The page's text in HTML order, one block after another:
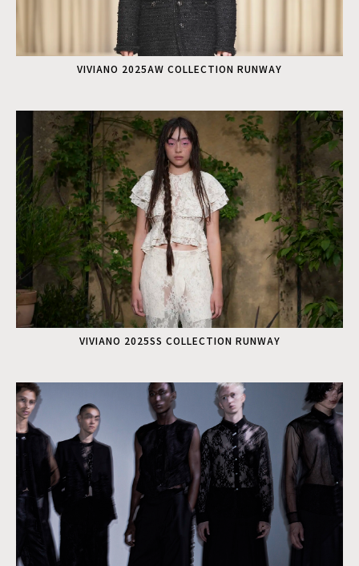
VIVIANO 2025AW COLLECTION RUNWAY
VIVIANO 2025SS COLLECTION RUNWAY